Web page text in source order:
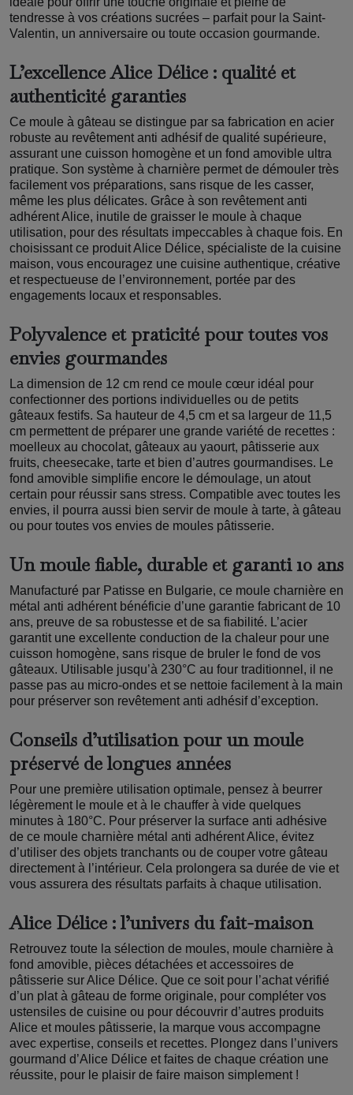
tendresse à vos créations sucrées – parfait pour la Saint-
Valentin, un anniversaire ou toute occasion gourmande.
L’excellence Alice Délice : qualité et
authenticité garanties
Ce moule à gâteau se distingue par sa fabrication en acier
robuste au revêtement anti adhésif de qualité supérieure,
assurant une cuisson homogène et un fond amovible ultra
pratique. Son système à charnière permet de démouler très
facilement vos préparations, sans risque de les casser,
même les plus délicates. Grâce à son revêtement anti
adhérent Alice, inutile de graisser le moule à chaque
utilisation, pour des résultats impeccables à chaque fois. En
choisissant ce produit Alice Délice, spécialiste de la cuisine
maison, vous encouragez une cuisine authentique, créative
et respectueuse de l’environnement, portée par des
engagements locaux et responsables.
Polyvalence et praticité pour toutes vos
envies gourmandes
La dimension de 12 cm rend ce moule cœur idéal pour
confectionner des portions individuelles ou de petits
gâteaux festifs. Sa hauteur de 4,5 cm et sa largeur de 11,5
cm permettent de préparer une grande variété de recettes :
moelleux au chocolat, gâteaux au yaourt, pâtisserie aux
fruits, cheesecake, tarte et bien d’autres gourmandises. Le
fond amovible simplifie encore le démoulage, un atout
certain pour réussir sans stress. Compatible avec toutes les
envies, il pourra aussi bien servir de moule à tarte, à gâteau
ou pour toutes vos envies de moules pâtisserie.
Un moule fiable, durable et garanti 10 ans
Manufacturé par Patisse en Bulgarie, ce moule charnière en
métal anti adhérent bénéficie d’une garantie fabricant de 10
ans, preuve de sa robustesse et de sa fiabilité. L’acier
garantit une excellente conduction de la chaleur pour une
cuisson homogène, sans risque de bruler le fond de vos
gâteaux. Utilisable jusqu’à 230°C au four traditionnel, il ne
passe pas au micro-ondes et se nettoie facilement à la main
pour préserver son revêtement anti adhésif d’exception.
Conseils d’utilisation pour un moule
préservé de longues années
Pour une première utilisation optimale, pensez à beurrer
légèrement le moule et à le chauffer à vide quelques
minutes à 180°C. Pour préserver la surface anti adhésive
de ce moule charnière métal anti adhérent Alice, évitez
d’utiliser des objets tranchants ou de couper votre gâteau
directement à l’intérieur. Cela prolongera sa durée de vie et
vous assurera des résultats parfaits à chaque utilisation.
Alice Délice : l’univers du fait-maison
Retrouvez toute la sélection de moules, moule charnière à
fond amovible, pièces détachées et accessoires de
pâtisserie sur Alice Délice. Que ce soit pour l’achat vérifié
d’un plat à gâteau de forme originale, pour compléter vos
ustensiles de cuisine ou pour découvrir d’autres produits
Alice et moules pâtisserie, la marque vous accompagne
avec expertise, conseils et recettes. Plongez dans l’univers
gourmand d’Alice Délice et faites de chaque création une
réussite, pour le plaisir de faire maison simplement !